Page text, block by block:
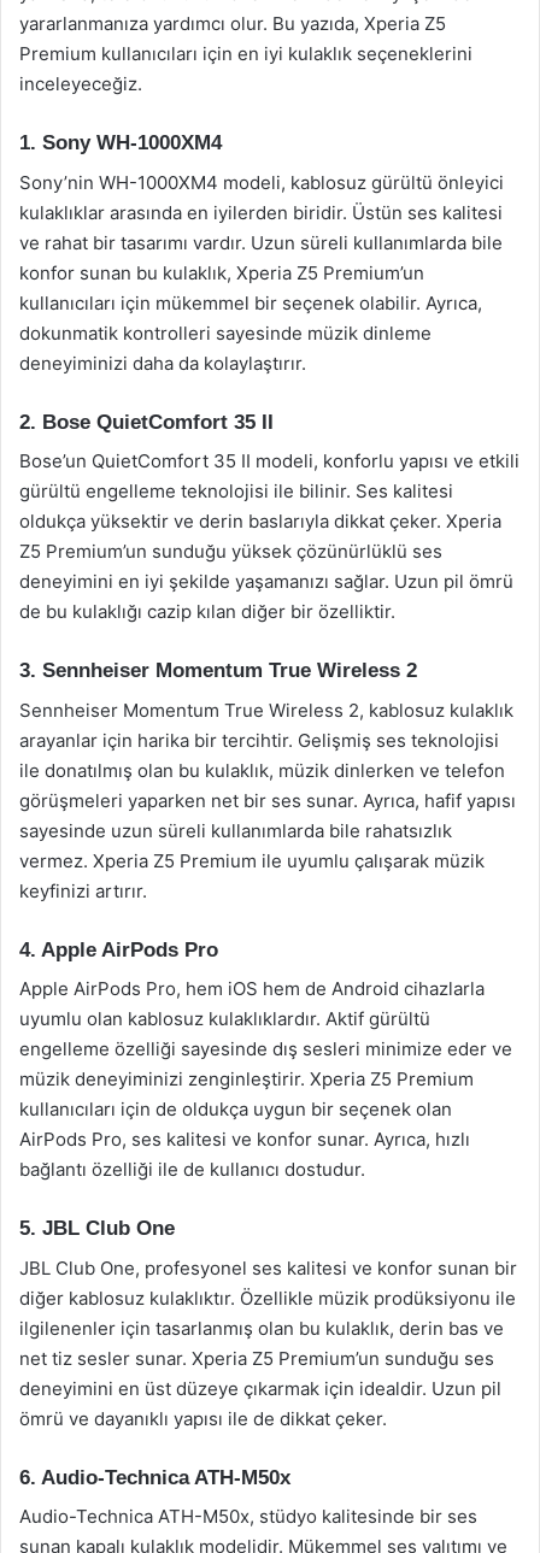
yararlanmanıza yardımcı olur. Bu yazıda, Xperia Z5
Premium kullanıcıları için en iyi kulaklık seçeneklerini
inceleyeceğiz.
1. Sony WH-1000XM4
Sony’nin WH-1000XM4 modeli, kablosuz gürültü önleyici
kulaklıklar arasında en iyilerden biridir. Üstün ses kalitesi
ve rahat bir tasarımı vardır. Uzun süreli kullanımlarda bile
konfor sunan bu kulaklık, Xperia Z5 Premium’un
kullanıcıları için mükemmel bir seçenek olabilir. Ayrıca,
dokunmatik kontrolleri sayesinde müzik dinleme
deneyiminizi daha da kolaylaştırır.
2. Bose QuietComfort 35 II
Bose’un QuietComfort 35 II modeli, konforlu yapısı ve etkili
gürültü engelleme teknolojisi ile bilinir. Ses kalitesi
oldukça yüksektir ve derin baslarıyla dikkat çeker. Xperia
Z5 Premium’un sunduğu yüksek çözünürlüklü ses
deneyimini en iyi şekilde yaşamanızı sağlar. Uzun pil ömrü
de bu kulaklığı cazip kılan diğer bir özelliktir.
3. Sennheiser Momentum True Wireless 2
Sennheiser Momentum True Wireless 2, kablosuz kulaklık
arayanlar için harika bir tercihtir. Gelişmiş ses teknolojisi
ile donatılmış olan bu kulaklık, müzik dinlerken ve telefon
görüşmeleri yaparken net bir ses sunar. Ayrıca, hafif yapısı
sayesinde uzun süreli kullanımlarda bile rahatsızlık
vermez. Xperia Z5 Premium ile uyumlu çalışarak müzik
keyfinizi artırır.
4. Apple AirPods Pro
Apple AirPods Pro, hem iOS hem de Android cihazlarla
uyumlu olan kablosuz kulaklıklardır. Aktif gürültü
engelleme özelliği sayesinde dış sesleri minimize eder ve
müzik deneyiminizi zenginleştirir. Xperia Z5 Premium
kullanıcıları için de oldukça uygun bir seçenek olan
AirPods Pro, ses kalitesi ve konfor sunar. Ayrıca, hızlı
bağlantı özelliği ile de kullanıcı dostudur.
5. JBL Club One
JBL Club One, profesyonel ses kalitesi ve konfor sunan bir
diğer kablosuz kulaklıktır. Özellikle müzik prodüksiyonu ile
ilgilenenler için tasarlanmış olan bu kulaklık, derin bas ve
net tiz sesler sunar. Xperia Z5 Premium’un sunduğu ses
deneyimini en üst düzeye çıkarmak için idealdir. Uzun pil
ömrü ve dayanıklı yapısı ile de dikkat çeker.
6. Audio-Technica ATH-M50x
Audio-Technica ATH-M50x, stüdyo kalitesinde bir ses
sunan kapalı kulaklık modelidir. Mükemmel ses yalıtımı ve